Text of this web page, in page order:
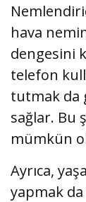
hava
dengesini
telefon
tutmak da
sağlar. Bu
mümkün
Ayrıca,
yapmak